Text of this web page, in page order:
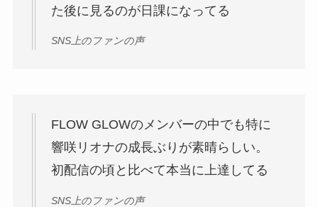
た後に見るのが日課になってる
SNS上のファンの声
FLOW GLOWのメンバーの中でも特に
響咲リオナの成長ぶりが素晴らしい。
初配信の頃と比べて本当に上達してる
SNS上のファンの声